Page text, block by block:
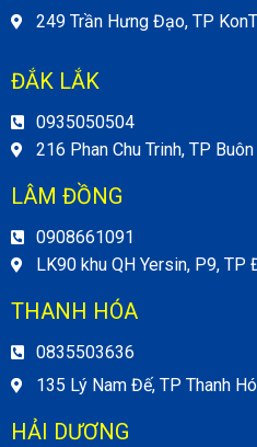
249 Trần Hưng Đạo, TP
ĐẮK LẮK
0935050504
216 Phan Chu Trinh, TP
LÂM ĐỒNG
0908661091
LK90 khu QH Yersin, P9, TP
THANH HÓA
0835503636
135 Lý Nam Đế, TP Thanh
HẢI DƯƠNG